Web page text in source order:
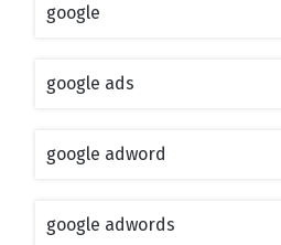
google
google ads
google adword
google adwords